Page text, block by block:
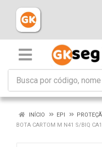
INÍCIO EPI
BOTA CARTOM M N41 S/BIQ